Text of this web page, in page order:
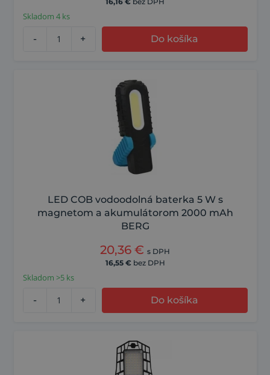
Skladom 4 ks
- + Do košíka
LED COB vodoodolná baterka 5 W s
magnetom a akumulátorom 2000 mAh
BERG
20,36 € s DPH
16,55 € bez DPH
Skladom >5 ks
- + Do košíka